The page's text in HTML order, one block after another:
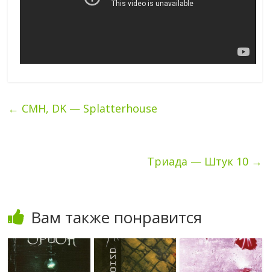
← CMH, DK — Splatterhouse
Триада — Штук 10 →
Вам также понравится